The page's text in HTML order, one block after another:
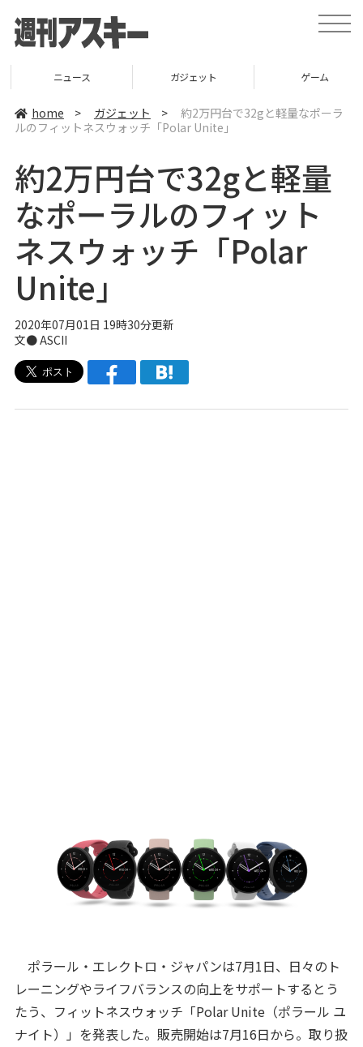
t
o
v
ニュース ガジェット ゲーム
home > ガジェット >
約2万円台で32gと軽量なポーラ
ルのフィットネスウォッチ「Polar Unite」
約2万円台で32gと軽量
なポーラルのフィット
ネスウォッチ「Polar
Unite」
2020年07月01日 19時30分更新
文● ASCII
ポラール・エレクトロ・ジャパンは7月1日、日々のト
レーニングやライフバランスの向上をサポートするとう
たう、フィットネスウォッチ「Polar Unite（ポラール ユ
ナイト）」を発表した。販売開始は7月16日から。取り扱